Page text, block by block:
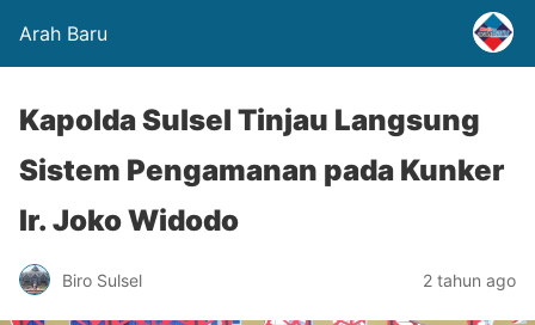
Arah Baru
Kapolda Sulsel Tinjau Langsung
Sistem Pengamanan pada Kunker
Ir. Joko Widodo
Biro Sulsel 2 tahun ago